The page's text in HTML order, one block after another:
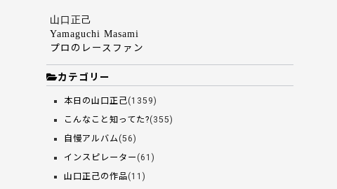
山口正己
Yamaguchi Masami
プロのレースファン
カテゴリー
本日の山口正己(1359)
こんなこと知ってた?(355)
自慢アルバム(56)
インスピレーター(61)
山口正己の作品(11)